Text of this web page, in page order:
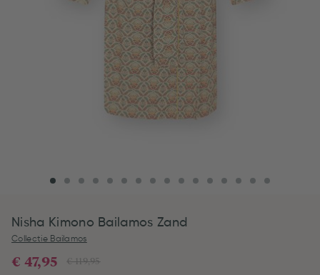
Nisha Kimono Bailamos Zand
Collectie Bailamos
€ 119,95
€ 47,95